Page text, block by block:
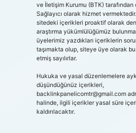
ve İletişim Kurumu (BTK) tarafından
Sağlayıcı olarak hizmet
sitedeki içerikleri proaktif olarak
araştırma yükümlülüğümüz
üyelerimiz yazdıkları içeriklerin
taşımakta olup, siteye üye olarak
etmiş sayılırlar.
Hukuka ve yasal düzenlemelere
düşündüğünüz içerikleri,
backlinkpanelicomtr@gmail.com
halinde, ilgili içerikler yasal süre
kaldırılacaktır.